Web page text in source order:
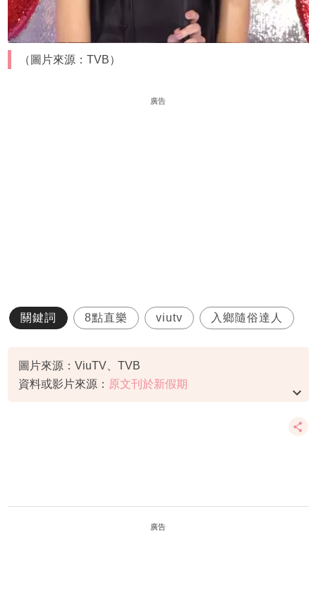
（圖片來源：TVB）
廣告
關鍵詞 8點直樂 viutv 入鄉隨俗達人
圖片來源：ViuTV、TVB
資料或影片來源： 原文刊於新假期
廣告